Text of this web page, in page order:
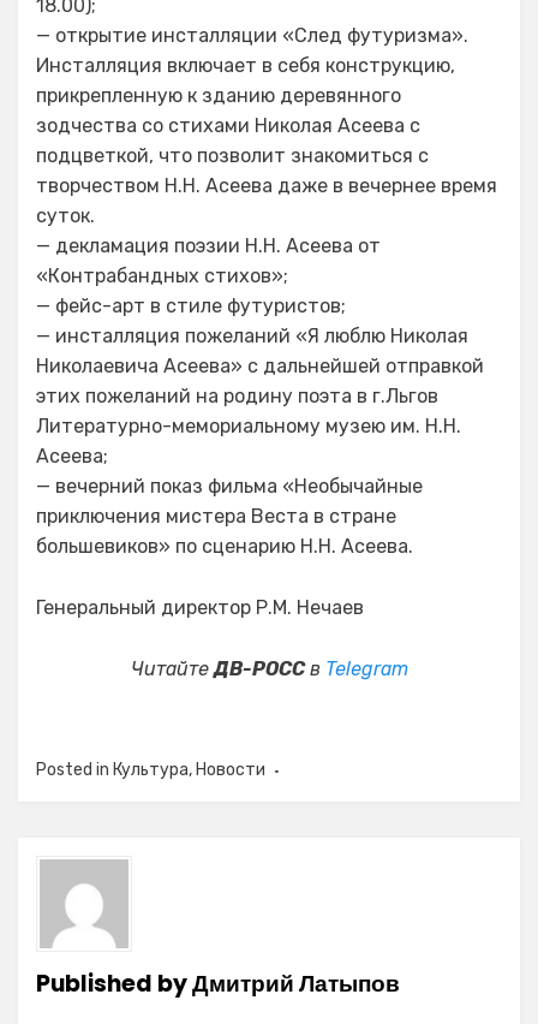
18.00);
— открытие инсталляции «След футуризма».
Инсталляция включает в себя конструкцию,
прикрепленную к зданию деревянного
зодчества со стихами Николая Асеева с
подцветкой, что позволит знакомиться с
творчеством Н.Н. Асеева даже в вечернее время
суток.
— декламация поэзии Н.Н. Асеева от
«Контрабандных стихов»;
— фейс-арт в стиле футуристов;
— инсталляция пожеланий «Я люблю Николая
Николаевича Асеева» с дальнейшей отправкой
этих пожеланий на родину поэта в г.Льгов
Литературно-мемориальному музею им. Н.Н.
Асеева;
— вечерний показ фильма «Необычайные
приключения мистера Веста в стране
большевиков» по сценарию Н.Н. Асеева.
Генеральный директор Р.М. Нечаев
ЧитайтеДВ-РОССв Telegram
Posted in Культура, Новости
Published byДмитрий Латыпов